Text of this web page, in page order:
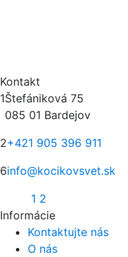
Kontakt
1Štefániková 75
085 01 Bardejov
2+421 905 396 911
6info@kocikovsvet.sk
1 2
Informácie
Kontaktujte nás
O nás